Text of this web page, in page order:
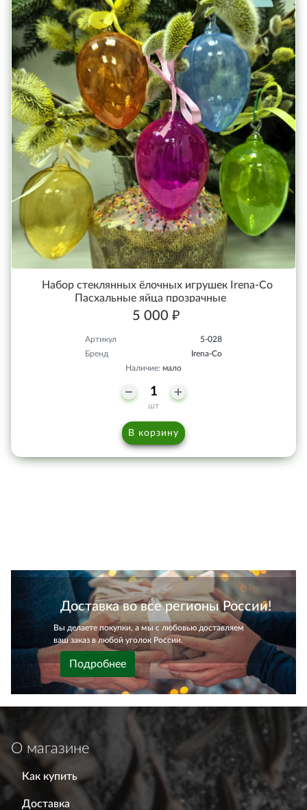
Набор стеклянных ёлочных игрушек Irena-Co
Пасхальные яйца прозрачные
5 000 ₽
Артикул
5-028
Бренд
Irena-Co
Наличие: мало
шт
В корзину
Доставка во все регионы России!
Вы делаете покупки, а мы с любовью доставляем
ваш заказ в любой уголок России.
Подробнее
О магазине
Как купить
Доставка